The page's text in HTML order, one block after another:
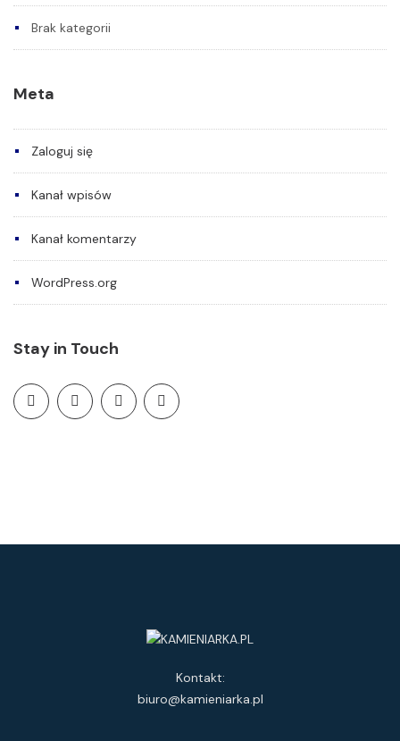
Brak kategorii
Meta
Zaloguj się
Kanał wpisów
Kanał komentarzy
WordPress.org
Stay in Touch
Kontakt:
biuro@kamieniarka.pl